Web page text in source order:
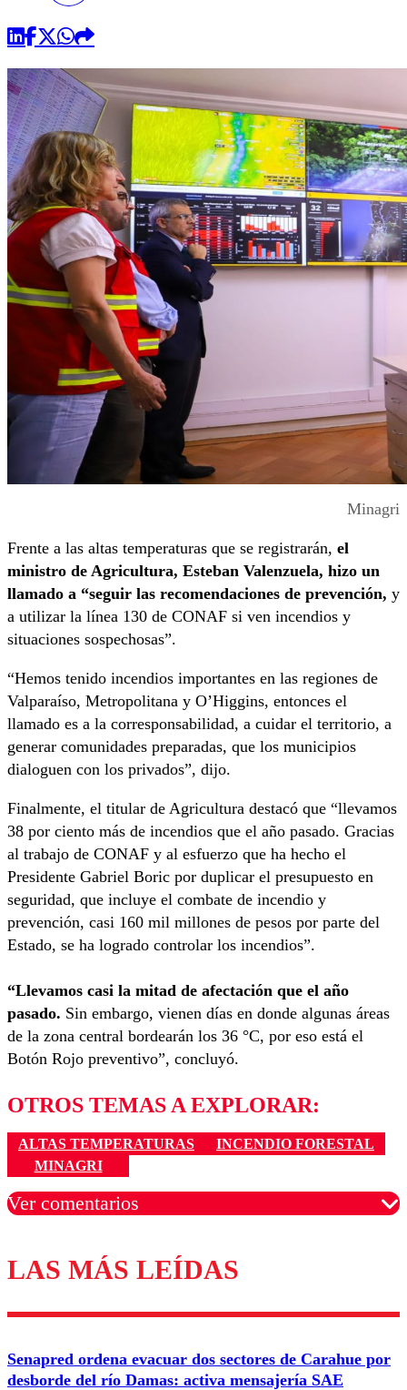
Minagri
Frente a las altas temperaturas que se registrarán, el
ministro de Agricultura, Esteban Valenzuela, hizo un
llamado a “seguir las recomendaciones de prevención, y
a utilizar la línea 130 de CONAF si ven incendios y
situaciones sospechosas”.
“Hemos tenido incendios importantes en las regiones de
Valparaíso, Metropolitana y O’Higgins, entonces el
llamado es a la corresponsabilidad, a cuidar el territorio, a
generar comunidades preparadas, que los municipios
dialoguen con los privados”, dijo.
Finalmente, el titular de Agricultura destacó que “llevamos
38 por ciento más de incendios que el año pasado. Gracias
al trabajo de CONAF y al esfuerzo que ha hecho el
Presidente Gabriel Boric por duplicar el presupuesto en
seguridad, que incluye el combate de incendio y
prevención, casi 160 mil millones de pesos por parte del
Estado, se ha logrado controlar los incendios”.
“Llevamos casi la mitad de afectación que el año
pasado. Sin embargo, vienen días en donde algunas áreas
de la zona central bordearán los 36 °C, por eso está el
Botón Rojo preventivo”, concluyó.
OTROS TEMAS A EXPLORAR:
ALTAS TEMPERATURAS
INCENDIO FORESTAL
MINAGRI
Ver comentarios
Los comentarios son moderados para garantizar un
diálogo respetuoso.
Correo
LAS MÁS LEÍDAS
Senapred ordena evacuar dos sectores de Carahue por
desborde del río Damas: activa mensajería SAE